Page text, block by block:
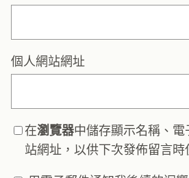
個人網站網址
在瀏覽器中儲存顯示名稱、
站網址，以供下次發佈留言時